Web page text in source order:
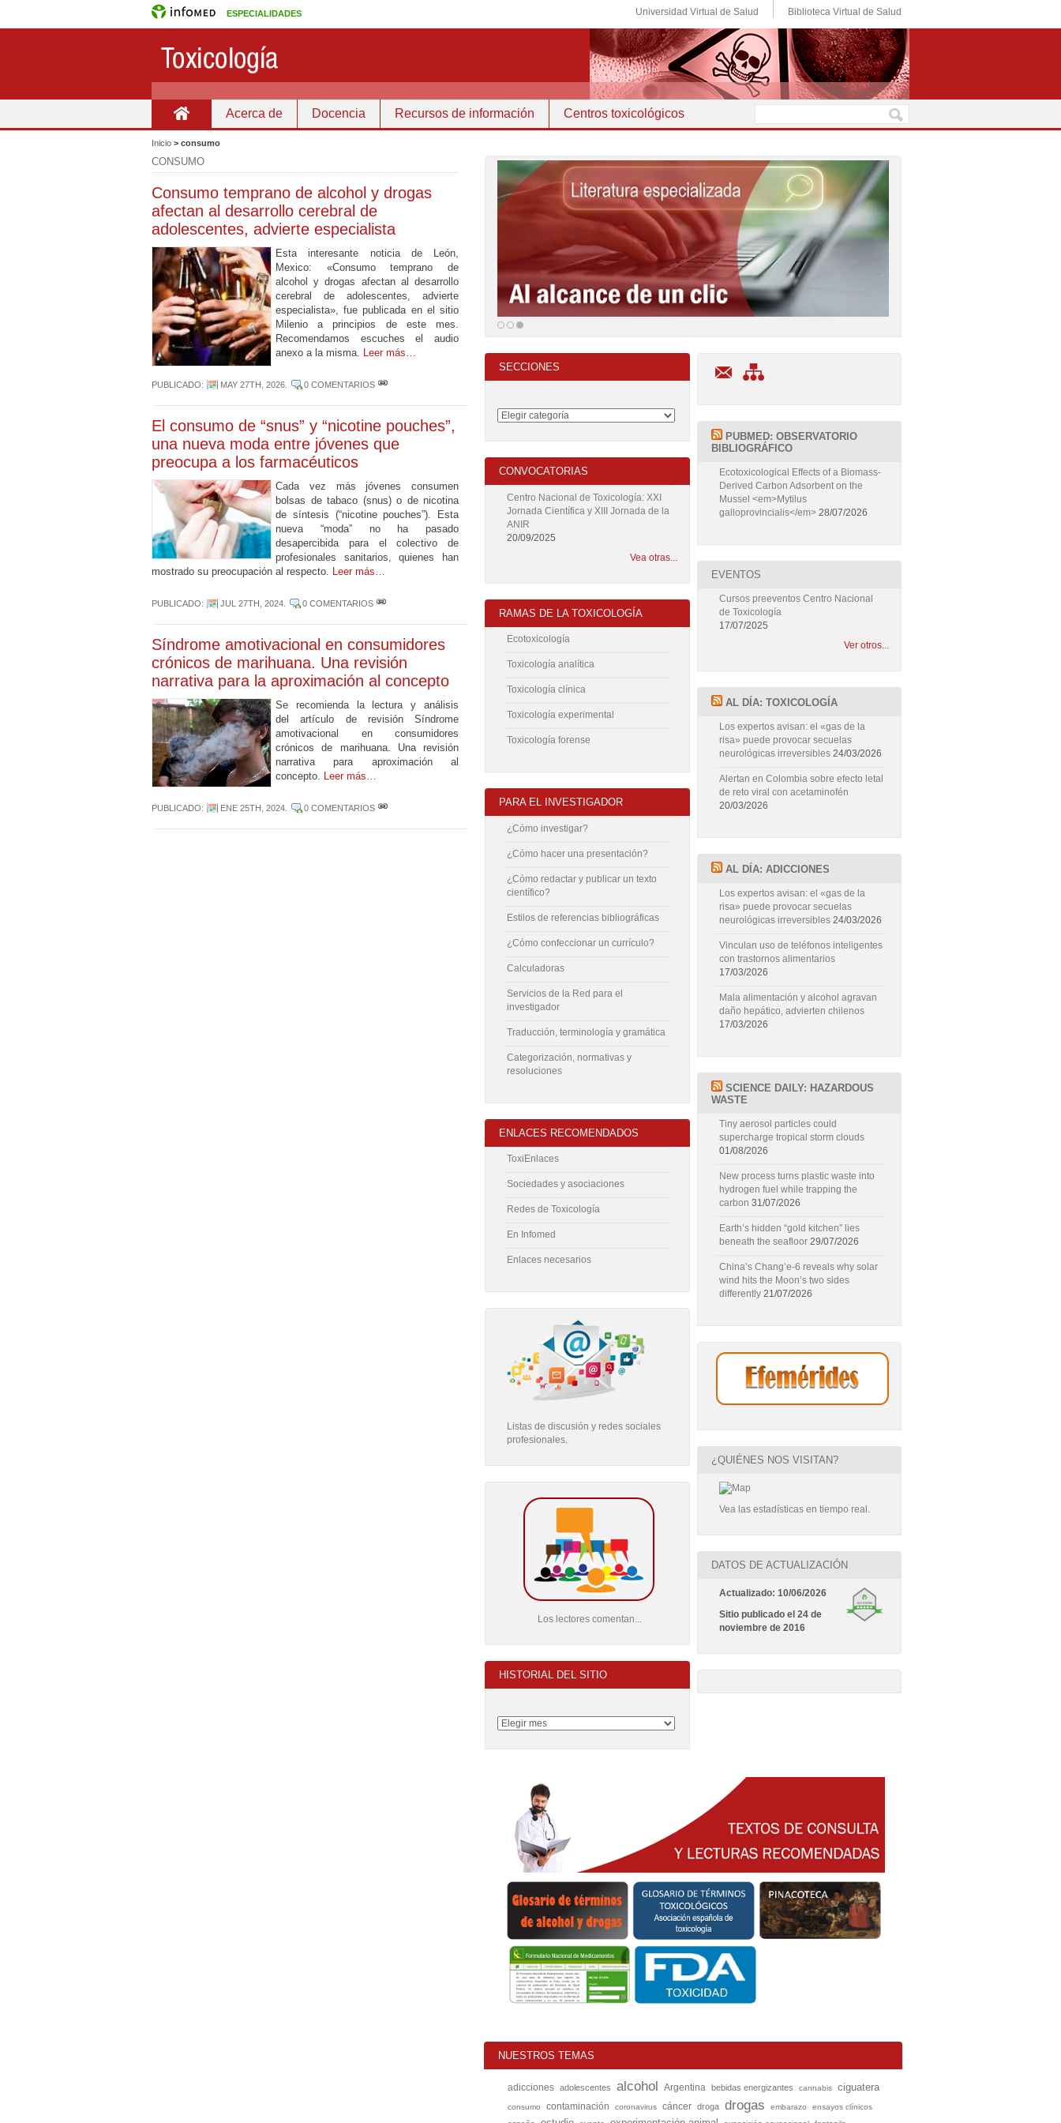
ESPECIALIDADES Universidad Virtual de Salud Biblioteca Virtual de Salud
Acerca de Docencia Recursos de información Centros toxicológicos
Inicio > consumo
CONSUMO
Consumo temprano de alcohol y drogas
afectan al desarrollo cerebral de
adolescentes, advierte especialista
Esta interesante noticia de León,
Mexico: «Consumo temprano de
alcohol y drogas afectan al desarrollo
cerebral de adolescentes, advierte
especialista», fue publicada en el sitio
Milenio a principios de este mes.
Recomendamos escuches el audio
anexo a la misma. Leer más…
PUBLICADO: MAY 27TH, 2026 0 COMENTARIOS
El consumo de “snus” y “nicotine pouches”,
una nueva moda entre jóvenes que
preocupa a los farmacéuticos
Cada vez más jóvenes consumen
bolsas de tabaco (snus) o de nicotina
de síntesis (“nicotine pouches”). Esta
nueva “moda” no ha pasado
desapercibida para el colectivo de
profesionales sanitarios, quienes han
mostrado su preocupación al respecto. Leer más…
PUBLICADO: JUL 27TH, 2024 0 COMENTARIOS
Síndrome amotivacional en consumidores
crónicos de marihuana. Una revisión
narrativa para la aproximación al concepto
Se recomienda la lectura y análisis
del artículo de revisión Síndrome
amotivacional en consumidores
crónicos de marihuana. Una revisión
narrativa para aproximación al
concepto. Leer más…
PUBLICADO: ENE 25TH, 2024 0 COMENTARIOS
SECCIONES
CONVOCATORIAS
Centro Nacional de Toxicología: XXI
Jornada Científica y XIII Jornada de la
ANIR
20/09/2025
Vea otras...
RAMAS DE LA TOXICOLOGÍA
Ecotoxicología
Toxicología analítica
Toxicología clínica
Toxicología experimental
Toxicología forense
PARA EL INVESTIGADOR
¿Cómo investigar?
¿Cómo hacer una presentación?
¿Cómo redactar y publicar un texto
científico?
Estilos de referencias bibliográficas
¿Cómo confeccionar un currículo?
Calculadoras
Servicios de la Red para el
investigador
Traducción, terminología y gramática
Categorización, normativas y
resoluciones
ENLACES RECOMENDADOS
ToxiEnlaces
Sociedades y asociaciones
Redes de Toxicología
En Infomed
Enlaces necesarios
Listas de discusión y redes sociales
profesionales.
Los lectores comentan...
HISTORIAL DEL SITIO
PUBMED: OBSERVATORIO
BIBLIOGRÁFICO
Ecotoxicological Effects of a Biomass-
Derived Carbon Adsorbent on the
Mussel <em>Mytilus
galloprovincialis</em> 28/07/2026
EVENTOS
Cursos preeventos Centro Nacional
de Toxicología
17/07/2025
Ver otros...
AL DÍA: TOXICOLOGÍA
Los expertos avisan: el «gas de la
risa» puede provocar secuelas
neurológicas irreversibles 24/03/2026
Alertan en Colombia sobre efecto letal
de reto viral con acetaminofén
20/03/2026
AL DÍA: ADICCIONES
Los expertos avisan: el «gas de la
risa» puede provocar secuelas
neurológicas irreversibles 24/03/2026
Vinculan uso de teléfonos inteligentes
con trastornos alimentarios
17/03/2026
Mala alimentación y alcohol agravan
daño hepático, advierten chilenos
17/03/2026
SCIENCE DAILY: HAZARDOUS
WASTE
Tiny aerosol particles could
supercharge tropical storm clouds
01/08/2026
New process turns plastic waste into
hydrogen fuel while trapping the
carbon 31/07/2026
Earth’s hidden “gold kitchen” lies
beneath the seafloor 29/07/2026
China’s Chang’e-6 reveals why solar
wind hits the Moon’s two sides
differently 21/07/2026
¿QUIÉNES NOS VISITAN?
Vea las estadísticas en tiempo real .
DATOS DE ACTUALIZACIÓN
Actualizado: 10/06/2026
Sitio publicado el 24 de
noviembre de 2016
NUESTROS TEMAS
adicciones adolescentes alcohol Argentina bebidas energizantes cannabis ciguatera
consumo contaminación coronavirus cáncer droga drogas embarazo
ensayos clínicos